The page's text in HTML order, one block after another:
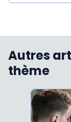
Autres
thème